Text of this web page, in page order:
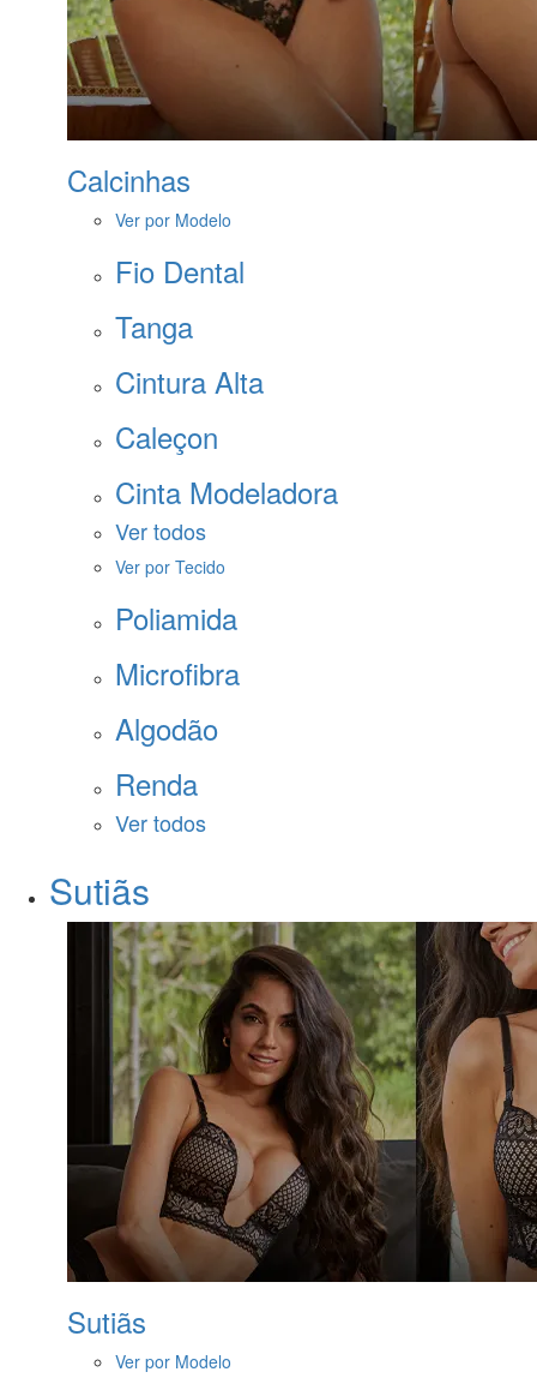
Calcinhas
Ver por Modelo
Fio Dental
Tanga
Cintura Alta
Caleçon
Cinta Modeladora
Ver todos
Ver por Tecido
Poliamida
Microfibra
Algodão
Renda
Ver todos
Sutiãs
Sutiãs
Ver por Modelo